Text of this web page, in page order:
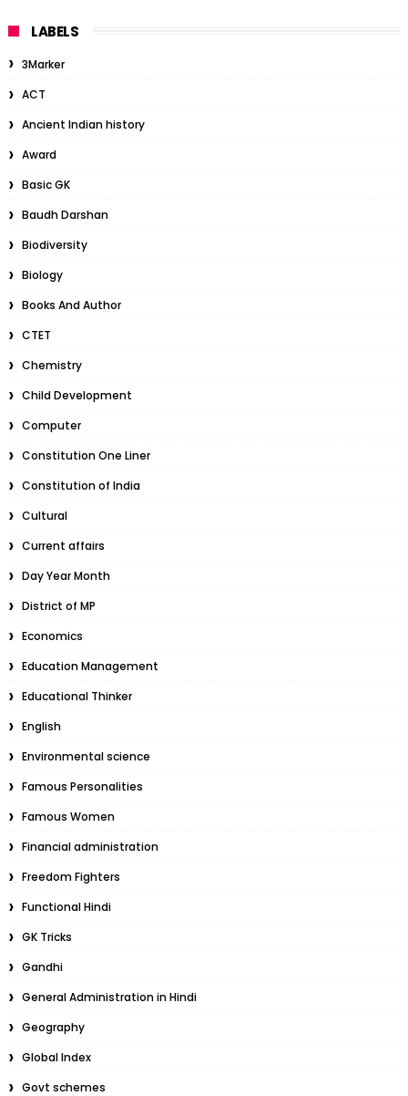
LABELS
3Marker
ACT
Ancient Indian history
Award
Basic GK
Baudh Darshan
Biodiversity
Biology
Books And Author
CTET
Chemistry
Child Development
Computer
Constitution One Liner
Constitution of India
Cultural
Current affairs
Day Year Month
District of MP
Economics
Education Management
Educational Thinker
English
Environmental science
Famous Personalities
Famous Women
Financial administration
Freedom Fighters
Functional Hindi
GK Tricks
Gandhi
General Administration in Hindi
Geography
Global Index
Govt schemes